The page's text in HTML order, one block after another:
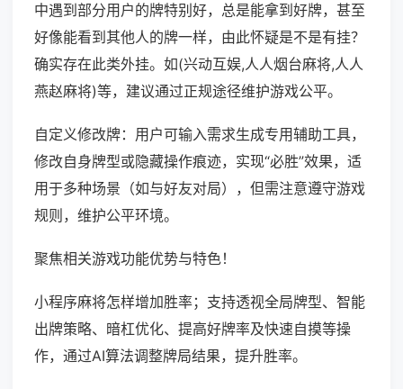
中遇到部分用户的牌特别好，总是能拿到好牌，甚至
好像能看到其他人的牌一样，由此怀疑是不是有挂？
确实存在此类外挂。如(兴动互娱,人人烟台麻将,人人
燕赵麻将)等，建议通过正规途径维护游戏公平。
自定义修改牌：用户可输入需求生成专用辅助工具，
修改自身牌型或隐藏操作痕迹，实现“必胜”效果，适
用于多种场景（如与好友对局），但需注意遵守游戏
规则，维护公平环境。
聚焦相关游戏功能优势与特色！
小程序麻将怎样增加胜率；支持透视全局牌型、智能
出牌策略、暗杠优化、提高好牌率及快速自摸等操
作，通过AI算法调整牌局结果，提升胜率。